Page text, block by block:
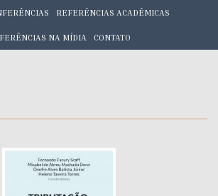
REFERÊNCIAS ACADÊMICAS
NA MÍDIA CONTATO